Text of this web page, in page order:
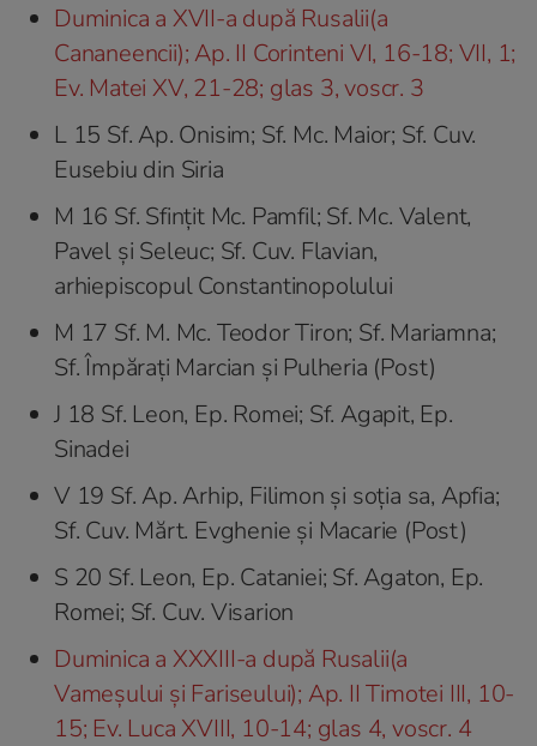
Duminica a XVII-a după Rusalii(a
Cananeencii); Ap. II Corinteni VI, 16-18; VII, 1;
Ev. Matei XV, 21-28; glas 3, voscr. 3
L 15 Sf. Ap. Onisim; Sf. Mc. Maior; Sf. Cuv.
Eusebiu din Siria
M 16 Sf. Sfințit Mc. Pamfil; Sf. Mc. Valent,
Pavel şi Seleuc; Sf. Cuv. Flavian,
arhiepiscopul Constantinopolului
M 17 Sf. M. Mc. Teodor Tiron; Sf. Mariamna;
Sf. Împărați Marcian şi Pulheria (Post)
J 18 Sf. Leon, Ep. Romei; Sf. Agapit, Ep.
Sinadei
V 19 Sf. Ap. Arhip, Filimon şi soția sa, Apfia;
Sf. Cuv. Mărt. Evghenie şi Macarie (Post)
S 20 Sf. Leon, Ep. Cataniei; Sf. Agaton, Ep.
Romei; Sf. Cuv. Visarion
Duminica a XXXIII-a după Rusalii(a
Vameșului și Fariseului); Ap. II Timotei III, 10-
15; Ev. Luca XVIII, 10-14; glas 4, voscr. 4